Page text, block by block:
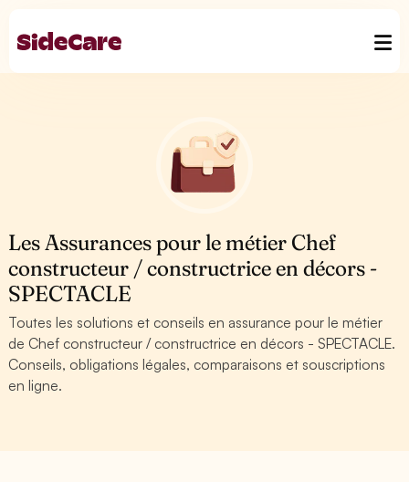
Les Assurances pour le métier Chef
constructeur / constructrice en décors -
SPECTACLE
Toutes les solutions et conseils en assurance pour le métier
de Chef constructeur / constructrice en décors - SPECTACLE.
Conseils, obligations légales, comparaisons et souscriptions
en ligne.